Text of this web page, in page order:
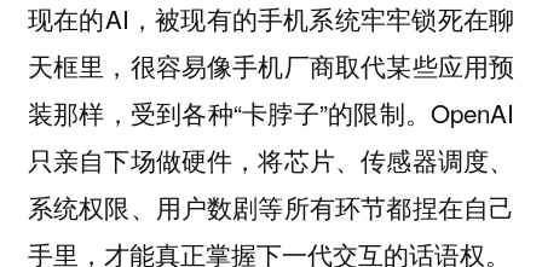
现在的AI，被现有的手机系统牢牢锁死在聊
天框里，很容易像手机厂商取代某些应用预
装那样，受到各种“卡脖子”的限制。OpenAI
只亲自下场做硬件，将芯片、传感器调度、
系统权限、用户数剧等所有环节都捏在自己
手里，才能真正掌握下一代交互的话语权。